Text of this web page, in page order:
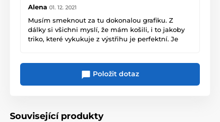
Alena 01. 12. 2021
Musím smeknout za tu dokonalou grafiku. Z
dálky si všichni myslí, že mám košili, i to jakoby
triko, které vykukuje z výstřihu je perfektní. Je
Položit dotaz
Související produkty